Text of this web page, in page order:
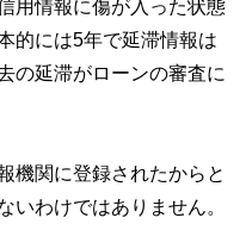
用情報に傷が入った状態
的には5年で延滞情報は
の延滞がローンの審査に
機関に登録されたからと
いわけではありません。